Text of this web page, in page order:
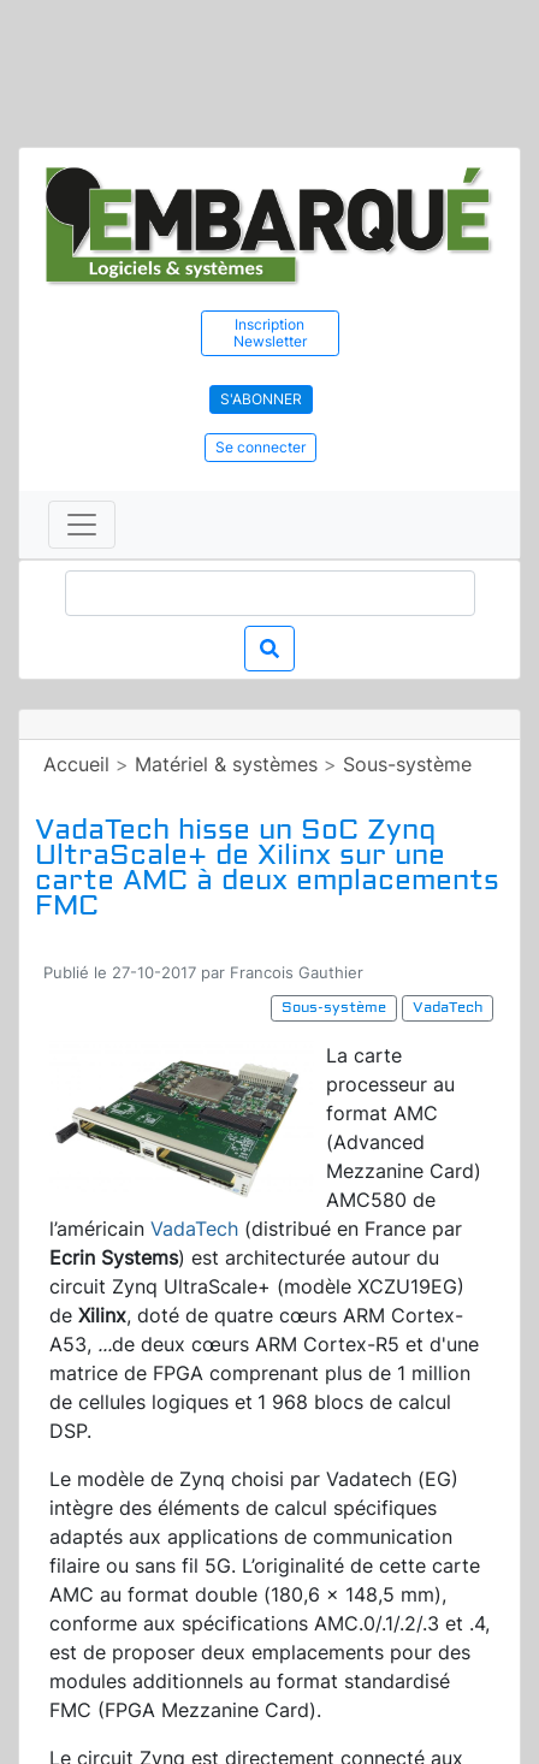
Inscription
Newsletter
S'ABONNER
Se connecter
Accueil > Matériel & systèmes > Sous-système
VadaTech hisse un SoC Zynq
UltraScale+ de Xilinx sur une
carte AMC à deux emplacements
FMC
Publié le 27-10-2017 par Francois Gauthier
Sous-système
VadaTech
La carte
processeur au
format AMC
(Advanced
Mezzanine Card)
AMC580 de
l’américain VadaTech (distribué en France par
Ecrin Systems) est architecturée autour du
circuit Zynq UltraScale+ (modèle XCZU19EG)
de Xilinx, doté de quatre cœurs ARM Cortex-
A53, ...de deux cœurs ARM Cortex-R5 et d'une
matrice de FPGA comprenant plus de 1 million
de cellules logiques et 1 968 blocs de calcul
DSP.
Le modèle de Zynq choisi par Vadatech (EG)
intègre des éléments de calcul spécifiques
adaptés aux applications de communication
filaire ou sans fil 5G. L’originalité de cette carte
AMC au format double (180,6 x 148,5 mm),
conforme aux spécifications AMC.0/.1/.2/.3 et .4,
est de proposer deux emplacements pour des
modules additionnels au format standardisé
FMC (FPGA Mezzanine Card).
Le circuit Zynq est directement connecté aux